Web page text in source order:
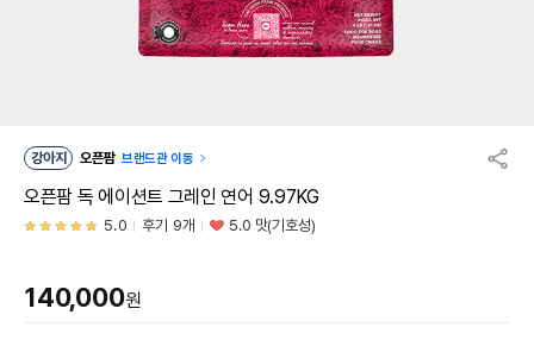
강아지 오픈팜 브랜드관 이동
오픈팜 독 에이션트 그레인 연어 9.97KG
5.0 후기 9개 5.0 맛(기호성)
140,000원